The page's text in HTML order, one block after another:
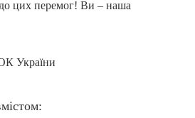
цих перемог! Ви – наша
України